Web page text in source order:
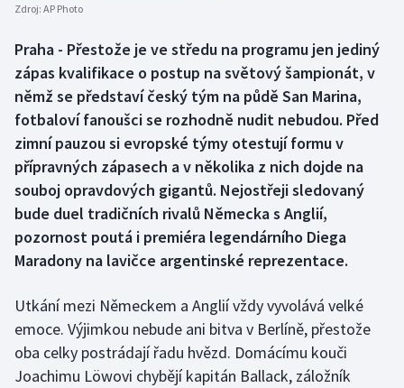
Box
Curling
Dostihy
Florbal
Futsal
Gymnastika
Házená
Zdroj: AP Photo
Praha - Přestože je ve středu na programu jen jediný
zápas kvalifikace o postup na světový šampionát, v
němž se představí český tým na půdě San Marina,
fotbaloví fanoušci se rozhodně nudit nebudou. Před
zimní pauzou si evropské týmy otestují formu v
přípravných zápasech a v několika z nich dojde na
souboj opravdových gigantů. Nejostřeji sledovaný
bude duel tradičních rivalů Německa s Anglií,
pozornost poutá i premiéra legendárního Diega
Maradony na lavičce argentinské reprezentace.
Utkání mezi Německem a Anglií vždy vyvolává velké
emoce. Výjimkou nebude ani bitva v Berlíně, přestože
oba celky postrádají řadu hvězd. Domácímu kouči
Joachimu Löwovi chybějí kapitán Ballack, záložník